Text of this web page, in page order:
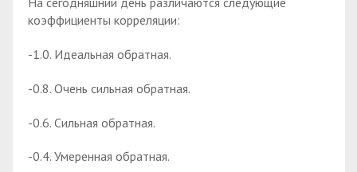
коэффициенты корреляции:
-1.0. Идеальная обратная.
-0.8. Очень сильная обратная.
-0.6. Сильная обратная.
-0.4. Умеренная обратная.